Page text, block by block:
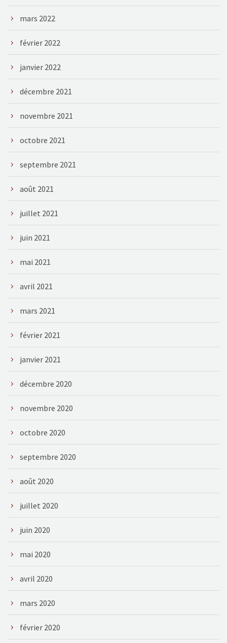
mars 2022
février 2022
janvier 2022
décembre 2021
novembre 2021
octobre 2021
septembre 2021
août 2021
juillet 2021
juin 2021
mai 2021
avril 2021
mars 2021
février 2021
janvier 2021
décembre 2020
novembre 2020
octobre 2020
septembre 2020
août 2020
juillet 2020
juin 2020
mai 2020
avril 2020
mars 2020
février 2020